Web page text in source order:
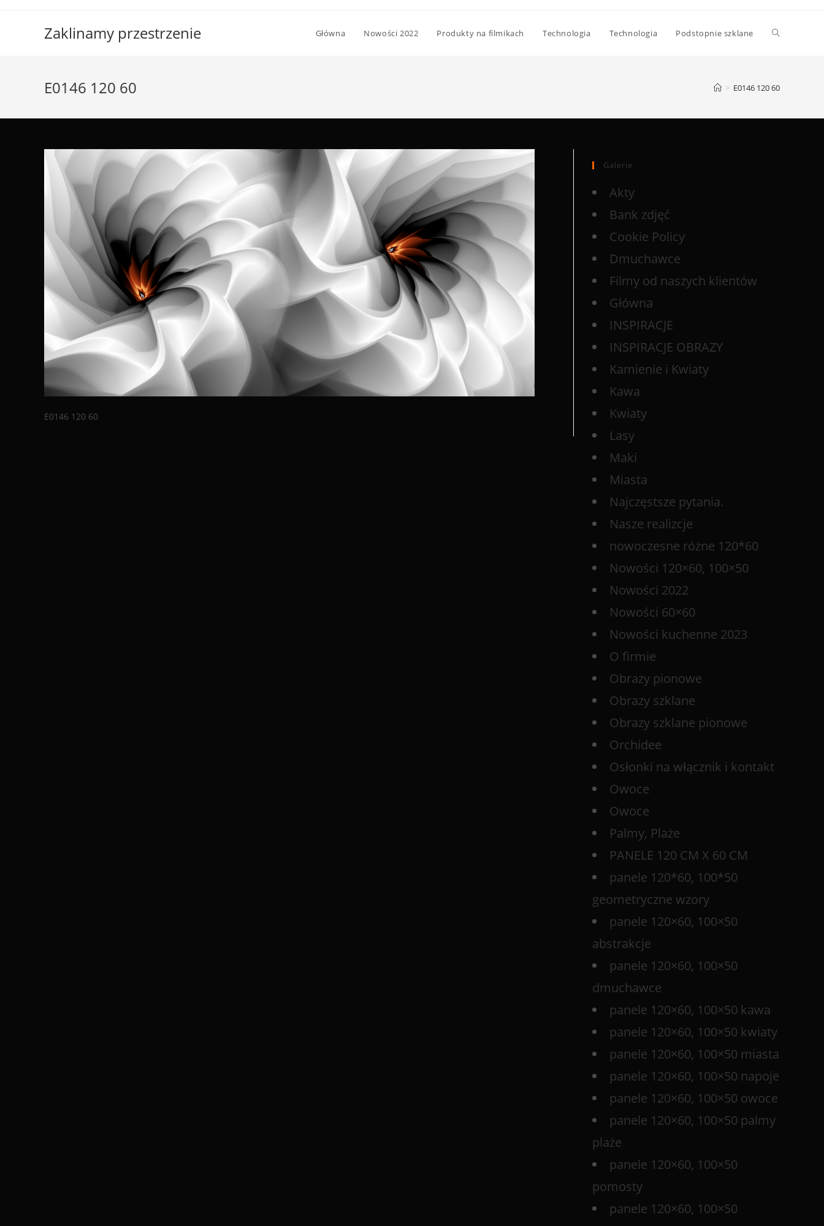
Zaklinamy przestrzenie Główna Nowości 2022 Produkty na filmikach Technologia Technologia Podstopnie szklane
E0146 120 60 > E0146 120 60
E0146 120 60
Galerie
Akty
Bank zdjęć
Cookie Policy
Dmuchawce
Filmy od naszych klientów
Główna
INSPIRACJE
INSPIRACJE OBRAZY
Kamienie i Kwiaty
Kawa
Kwiaty
Lasy
Maki
Miasta
Najczęstsze pytania.
Nasze realizcje
nowoczesne różne 120*60
Nowości 120×60, 100×50
Nowości 2022
Nowości 60×60
Nowości kuchenne 2023
O firmie
Obrazy pionowe
Obrazy szklane
Obrazy szklane pionowe
Orchidee
Osłonki na włącznik i kontakt
Owoce
Owoce
Palmy, Plaże
PANELE 120 CM X 60 CM
panele 120*60, 100*50
geometryczne wzory
panele 120×60, 100×50
abstrakcje
panele 120×60, 100×50
dmuchawce
panele 120×60, 100×50 kawa
panele 120×60, 100×50 kwiaty
panele 120×60, 100×50 miasta
panele 120×60, 100×50 napoje
panele 120×60, 100×50 owoce
panele 120×60, 100×50 palmy
plaże
panele 120×60, 100×50
pomosty
panele 120×60, 100×50